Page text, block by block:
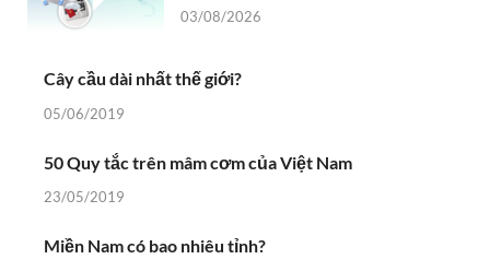
03/08/2026
Cây cầu dài nhất thế giới?
05/06/2019
50 Quy tắc trên mâm cơm của Việt Nam
23/05/2019
Miền Nam có bao nhiêu tỉnh?